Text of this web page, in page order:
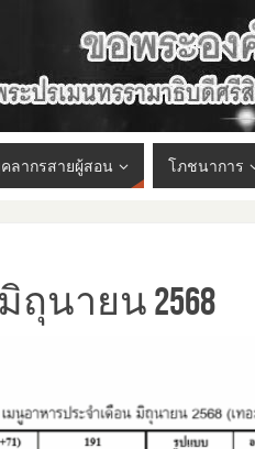
ลากรสายผู้สอน โภชนาการ
ถุนายน 2568